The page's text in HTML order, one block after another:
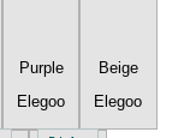
Purple
Elegoo
Beige
Elegoo